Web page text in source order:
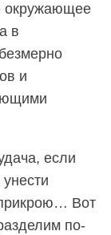
окружающее
в
и
если
Вот
по-